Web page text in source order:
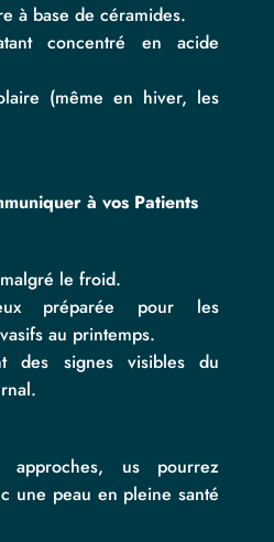
à base de céramides.
concentré en acide
(même en hiver, les
à vos Patients
le froid.
préparée pour les
au printemps.
des signes visibles du
approches, us pourrez
une peau en pleine santé